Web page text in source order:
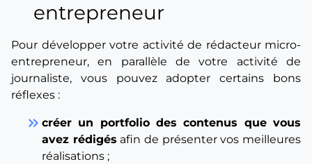
entrepreneur
Pour développer votre activité de rédacteur micro-
entrepreneur, en parallèle de votre activité de
journaliste, vous pouvez adopter certains bons
réflexes :
keyboard_double_arrow_right créer un portfolio des contenus que vous
avez rédigés afin de présenter vos meilleures
réalisations ;